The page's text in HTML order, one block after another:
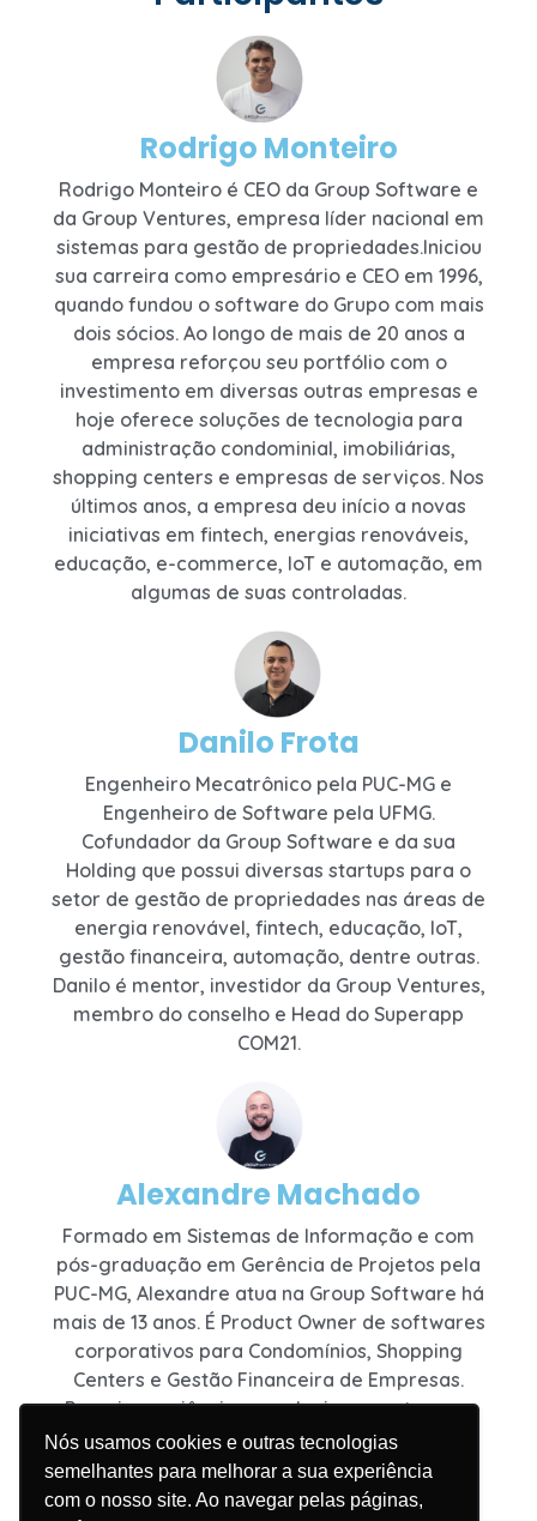
Nós usamos cookies e outras tecnologias
semelhantes para melhorar a sua experiência
com o nosso site. Ao navegar pelas páginas,
Rodrigo Monteiro
Rodrigo Monteiro é CEO da Group Software e
da Group Ventures, empresa líder nacional em
sistemas para gestão de propriedades.Iniciou
sua carreira como empresário e CEO em 1996,
quando fundou o software do Grupo com mais
dois sócios. Ao longo de mais de 20 anos a
empresa reforçou seu portfólio com o
investimento em diversas outras empresas e
hoje oferece soluções de tecnologia para
administração condominial, imobiliárias,
shopping centers e empresas de serviços. Nos
últimos anos, a empresa deu início a novas
iniciativas em fintech, energias renováveis,
educação, e-commerce, IoT e automação, em
algumas de suas controladas.
Danilo Frota
Engenheiro Mecatrônico pela PUC-MG e
Engenheiro de Software pela UFMG.
Cofundador da Group Software e da sua
Holding que possui diversas startups para o
setor de gestão de propriedades nas áreas de
energia renovável, fintech, educação, IoT,
gestão financeira, automação, dentre outras.
Danilo é mentor, investidor da Group Ventures,
membro do conselho e Head do Superapp
COM21.
Alexandre Machado
Formado em Sistemas de Informação e com
pós-graduação em Gerência de Projetos pela
PUC-MG, Alexandre atua na Group Software há
mais de 13 anos. É Product Owner de softwares
corporativos para Condomínios, Shopping
Centers e Gestão Financeira de Empresas.
Possui experiência em relacionamentos que
formam novas parcerias agregadoras de
valores aos produtos.